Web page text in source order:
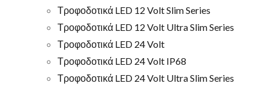
Τροφοδοτικά LED 12 Volt Slim Series
Τροφοδοτικά LED 12 Volt Ultra Slim Series
Τροφοδοτικά LED 24 Volt
Τροφοδοτικά LED 24 Volt IP68
Τροφοδοτικά LED 24 Volt Ultra Slim Series